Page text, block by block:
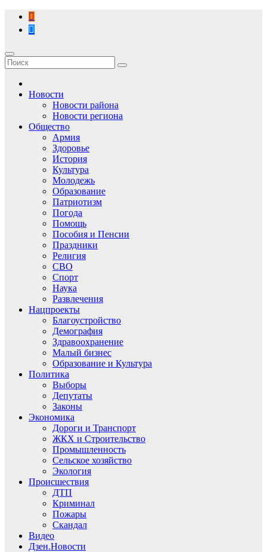
Перейти
содержимому
Новости
Новости района
Новости региона
Общество
Армия
Здоровье
История
Культура
Молодежь
Образование
Патриотизм
Погода
Помощь
Пособия и Пенсии
Праздники
Религия
СВО
Спорт
Наука
Развлечения
Нацпроекты
Благоустройство
Демография
Здравоохранение
Малый бизнес
Образование и Культура
Политика
Выборы
Депутаты
Законы
Экономика
Дороги и Транспорт
ЖКХ и Строительство
Промышленность
Сельское хозяйство
Экология
Происшествия
ДТП
Криминал
Пожары
Скандал
Видео
Дзен.Новости